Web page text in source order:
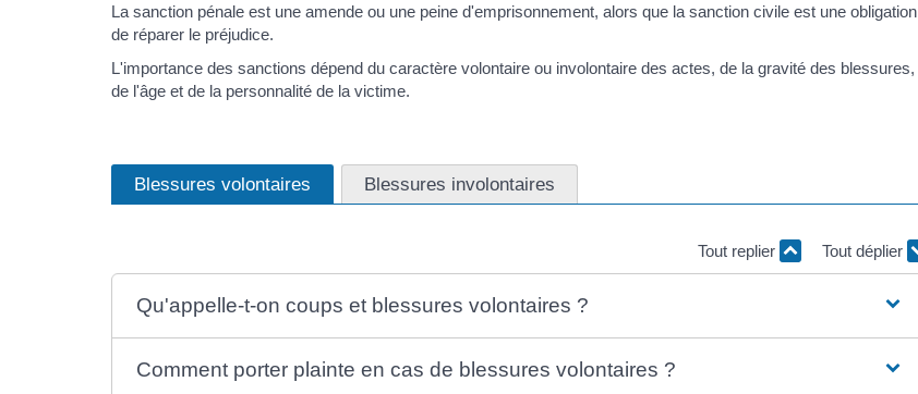
La sanction pénale est une amende ou une peine d'emprisonnement, alors que la sanction civile est une obligation
de réparer le préjudice.
L'importance des sanctions dépend du caractère volontaire ou involontaire des actes, de la gravité des blessures,
de l'âge et de la personnalité de la victime.
Blessures volontaires Blessures involontaires
Tout replier Tout déplier
Qu'appelle-t-on coups et blessures volontaires ?
Comment porter plainte en cas de blessures volontaires ?